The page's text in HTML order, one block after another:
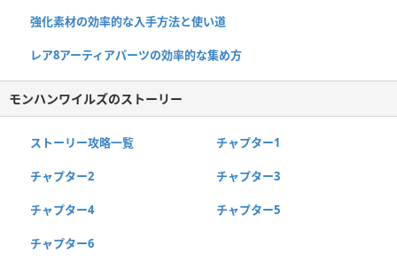
強化素材の効率的な入手方法と使い道
レア8アーティアパーツの効率的な集め方
モンハンワイルズのストーリー
ストーリー攻略一覧 チャプター1
チャプター2 チャプター3
チャプター4 チャプター5
チャプター6